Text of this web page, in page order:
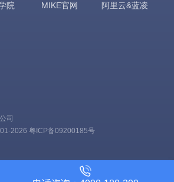
院 MIKE官网 阿里云&蓝凌
司
2026 粤ICP备09200185号